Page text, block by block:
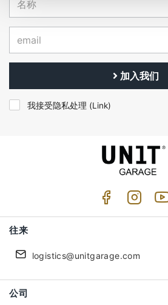
加入我们
我接受隐私处理 (Link)
往来
logistics@unitgarage.com
公司